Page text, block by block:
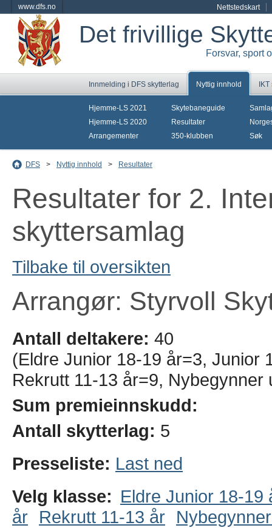
www.dfs.no Nettstedskart
Det frivillige
Forsvar, sport
Innmelding i DFS skytterlag Nyttig innhold
Hjemme-LS 2021
Hjemme-LS 2020
Arrangementer
Skytebaneguide
Resultater
350-klubben
Søk
DFS > Nyttig innhold > Resultater
Resultater for 2.
skyttersamlag
Tilbake til oversikten
Arrangør: Styrvoll
Antall deltakere: 40
(Eldre Junior 18-19 år=3, Junior
Rekrutt 11-13 år=9,
Sum premieinnskudd:
Antall skytterlag: 5
Presseliste: Last ned
Velg klasse: Eldre Junior 18-19
år
Rekrutt 11-13 år